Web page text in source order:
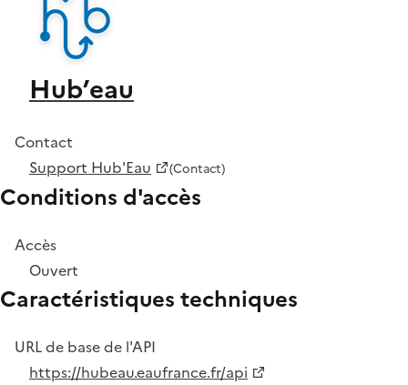
Hub’eau
Contact
Support Hub'Eau
(Contact)
Conditions d'accès
Accès
Ouvert
Caractéristiques techniques
URL de base de l'API
https://hubeau.eaufrance.fr/api